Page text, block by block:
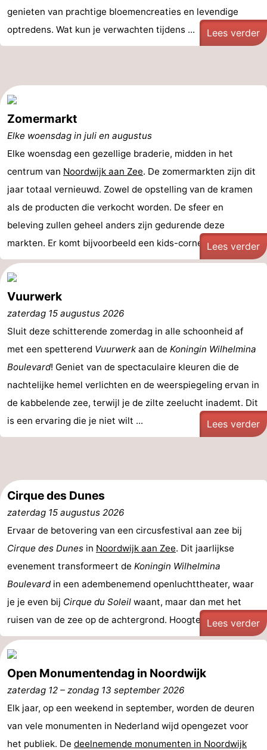
Spar
Noordduinen
Duinresort
Dunimar
-
Noordwijkse
-
du
Soleil
minutes
Strand
Zien
doen
Bezienswaardigheden
-
Musea
-
Monumenten
-
Uitkijkpunten
Attracties
-
Rondvaarten
-
Speeltuinen
-
Binnenspeeltuinen
Experiences
Wellness
&
Natuur
-
Zwembaden
-
Fietsen
-
Wandelen
-
Paardrijden
-
Golfbanen
-
Surfen
Eten
en
drinken
Evenementen
Praktisch
Forum
genieten van prachtige bloemencreaties en levendige
optredens. Wat kun je verwachten tijdens ...
Lees verder
Zomermarkt
Elke woensdag in juli en augustus
Elke woensdag een gezellige braderie, midden in het
centrum van Noordwijk aan Zee. De zomermarkten zijn dit
jaar totaal vernieuwd. Zowel de opstelling van de kramen
als de producten die verkocht worden. De sfeer en
beleving zullen geheel anders zijn gedurende deze
markten. Er komt bijvoorbeeld een kids-corner waar de ...
Lees verder
Vuurwerk
zaterdag 15 augustus 2026
Sluit deze schitterende zomerdag in alle schoonheid af
met een spetterend Vuurwerk aan de Koningin Wilhelmina
Boulevard! Geniet van de spectaculaire kleuren die de
nachtelijke hemel verlichten en de weerspiegeling ervan in
de kabbelende zee, terwijl je de zilte zeelucht inademt. Dit
is een ervaring die je niet wilt ...
Lees verder
Cirque des Dunes
zaterdag 15 augustus 2026
Ervaar de betovering van een circusfestival aan zee bij
Cirque des Dunes in Noordwijk aan Zee. Dit jaarlijkse
evenement transformeert de Koningin Wilhelmina
Boulevardin een adembenemend openluchttheater, waar
je je even bij Cirque du Soleil waant, maar dan met het
ruisen van de zee op de achtergrond. Hoogtepunten van ...
Lees verder
Open Monumentendag in Noordwijk
zaterdag 12 – zondag 13 september 2026
Elk jaar, op een weekend in september, worden de deuren
van vele monumenten in Nederland wijd opengezet voor
het publiek. De deelnemende monumenten in Noordwijk